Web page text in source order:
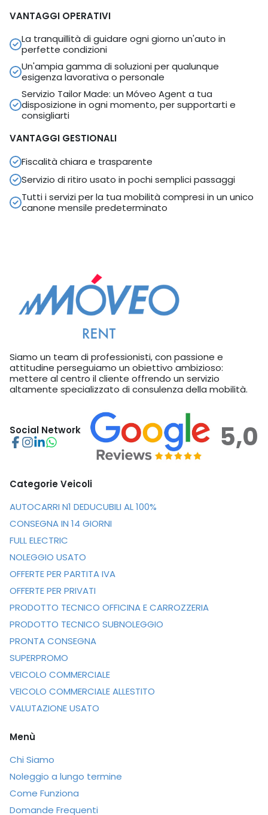
VANTAGGI OPERATIVI
La tranquillità di guidare ogni giorno un'auto in
perfette condizioni
Un'ampia gamma di soluzioni per qualunque
esigenza lavorativa o personale
Servizio Tailor Made: un Móveo Agent a tua
disposizione in ogni momento, per supportarti e
consigliarti
VANTAGGI GESTIONALI
Fiscalità chiara e trasparente
Servizio di ritiro usato in pochi semplici passaggi
Tutti i servizi per la tua mobilità compresi in un unico
canone mensile predeterminato
Siamo un team di professionisti, con passione e
attitudine perseguiamo un obiettivo ambizioso:
mettere al centro il cliente offrendo un servizio
altamente specializzato di consulenza della mobilità.
Social Network 5,0
Categorie Veicoli
AUTOCARRI N1 DEDUCUBILI AL 100%
CONSEGNA IN 14 GIORNI
FULL ELECTRIC
NOLEGGIO USATO
OFFERTE PER PARTITA IVA
OFFERTE PER PRIVATI
PRODOTTO TECNICO OFFICINA E CARROZZERIA
PRODOTTO TECNICO SUBNOLEGGIO
PRONTA CONSEGNA
SUPERPROMO
VEICOLO COMMERCIALE
VEICOLO COMMERCIALE ALLESTITO
VALUTAZIONE USATO
Menù
Chi Siamo
Noleggio a lungo termine
Come Funziona
Domande Frequenti